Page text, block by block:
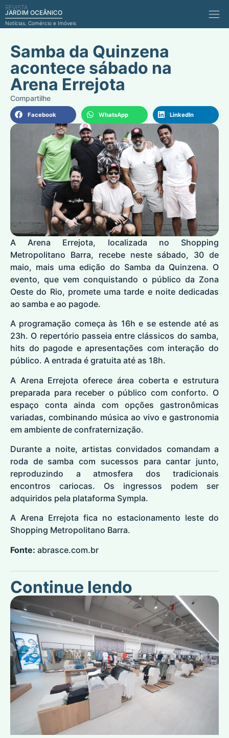
REVISTA
JARDIM OCEÂNICO
Notícias, Comércio e Imóveis
Samba da Quinzena
acontece sábado na
Arena Errejota
Facebook WhatsApp LinkedIn
A Arena Errejota, localizada no Shopping
Metropolitano Barra, recebe neste sábado, 30 de
maio, mais uma edição do Samba da Quinzena. O
evento, que vem conquistando o público da Zona
Oeste do Rio, promete uma tarde e noite dedicadas
ao samba e ao pagode.
A programação começa às 16h e se estende até as
23h. O repertório passeia entre clássicos do samba,
hits do pagode e apresentações com interação do
público. A entrada é gratuita até as 18h.
A Arena Errejota oferece área coberta e estrutura
preparada para receber o público com conforto. O
espaço conta ainda com opções gastronômicas
variadas, combinando música ao vivo e gastronomia
em ambiente de confraternização.
Durante a noite, artistas convidados comandam a
roda de samba com sucessos para cantar junto,
reproduzindo a atmosfera dos tradicionais
encontros cariocas. Os ingressos podem ser
adquiridos pela plataforma Sympla.
A Arena Errejota fica no estacionamento leste do
Shopping Metropolitano Barra.
Fonte: abrasce.com.br
Continue lendo